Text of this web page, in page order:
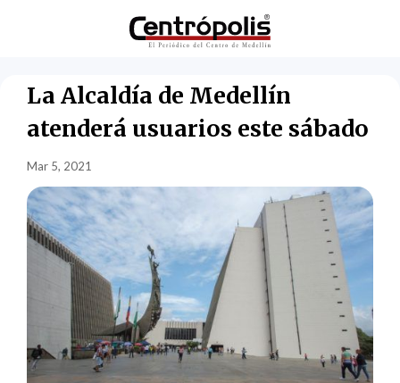
La Alcaldía de Medellín
atenderá usuarios este sábado
Mar 5, 2021